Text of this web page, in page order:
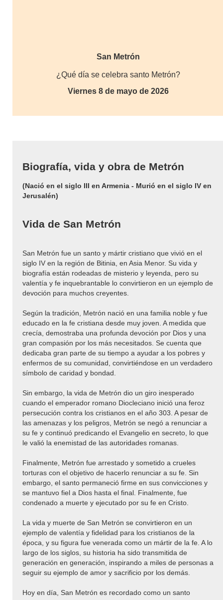
San Metrón
¿Qué día se celebra santo Metrón?
Viernes 8 de mayo de 2026
Biografía, vida y obra de Metrón
(Nació en el siglo III en Armenia - Murió en el siglo IV en
Jerusalén)
Vida de San Metrón
San Metrón fue un santo y mártir cristiano que vivió en el
siglo IV en la región de Bitinia, en Asia Menor. Su vida y
biografía están rodeadas de misterio y leyenda, pero su
valentía y fe inquebrantable lo convirtieron en un ejemplo de
devoción para muchos creyentes.
Según la tradición, Metrón nació en una familia noble y fue
educado en la fe cristiana desde muy joven. A medida que
crecía, demostraba una profunda devoción por Dios y una
gran compasión por los más necesitados. Se cuenta que
dedicaba gran parte de su tiempo a ayudar a los pobres y
enfermos de su comunidad, convirtiéndose en un verdadero
símbolo de caridad y bondad.
Sin embargo, la vida de Metrón dio un giro inesperado
cuando el emperador romano Diocleciano inició una feroz
persecución contra los cristianos en el año 303. A pesar de
las amenazas y los peligros, Metrón se negó a renunciar a
su fe y continuó predicando el Evangelio en secreto, lo que
le valió la enemistad de las autoridades romanas.
Finalmente, Metrón fue arrestado y sometido a crueles
torturas con el objetivo de hacerlo renunciar a su fe. Sin
embargo, el santo permaneció firme en sus convicciones y
se mantuvo fiel a Dios hasta el final. Finalmente, fue
condenado a muerte y ejecutado por su fe en Cristo.
La vida y muerte de San Metrón se convirtieron en un
ejemplo de valentía y fidelidad para los cristianos de la
época, y su figura fue venerada como un mártir de la fe. A lo
largo de los siglos, su historia ha sido transmitida de
generación en generación, inspirando a miles de personas a
seguir su ejemplo de amor y sacrificio por los demás.
Hoy en día, San Metrón es recordado como un santo